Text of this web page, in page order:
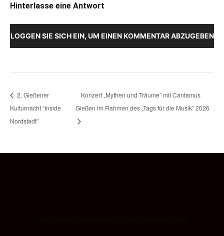
Hinterlasse eine Antwort
LOGGEN SIE SICH EIN, UM EINEN KOMMENTAR ABZUGEBEN
2. Gießener
Kulturnacht “Inside
Nordstadt”
Konzert „Mythen und Träume” mit Cantamus
Gießen im Rahmen des „Tags für die Musik” 2026